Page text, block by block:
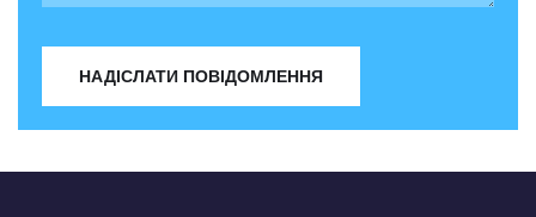
НАДІСЛАТИ ПОВІДОМЛЕННЯ